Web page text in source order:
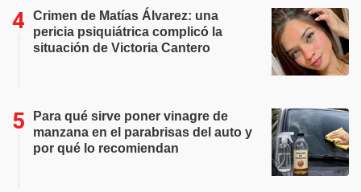
Crimen de Matías Álvarez: una
pericia psiquiátrica complicó la
situación de Victoria Cantero
Para qué sirve poner vinagre de
manzana en el parabrisas del auto y
por qué lo recomiendan